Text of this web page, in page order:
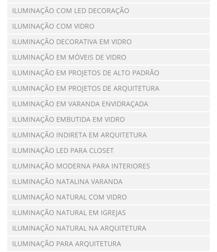
ILUMINAÇÃO COM LED DECORAÇÃO
ILUMINAÇÃO COM VIDRO
ILUMINAÇÃO DECORATIVA EM VIDRO
ILUMINAÇÃO EM MÓVEIS DE VIDRO
ILUMINAÇÃO EM PROJETOS DE ALTO PADRÃO
ILUMINAÇÃO EM PROJETOS DE ARQUITETURA
ILUMINAÇÃO EM VARANDA ENVIDRAÇADA
ILUMINAÇÃO EMBUTIDA EM VIDRO
ILUMINAÇÃO INDIRETA EM ARQUITETURA
ILUMINAÇÃO LED PARA CLOSET
ILUMINAÇÃO MODERNA PARA INTERIORES
ILUMINAÇÃO NATALINA VARANDA
ILUMINAÇÃO NATURAL COM VIDRO
ILUMINAÇÃO NATURAL EM IGREJAS
ILUMINAÇÃO NATURAL NA ARQUITETURA
ILUMINAÇÃO PARA ARQUITETURA